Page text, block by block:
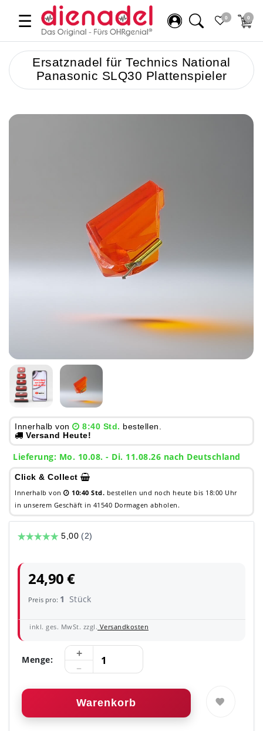
☰ 0 0
Ersatznadel für Technics National
Panasonic SLQ30 Plattenspieler
Innerhalb von 8:40 Std. bestellen.
Versand Heute!
Lieferung: Mo. 10.08. - Di. 11.08.26 nach Deutschland
Click & Collect
Innerhalb von 10:40 Std. bestellen und noch heute bis 18:00 Uhr
in unserem Geschäft in 41540 Dormagen abholen.
24,90 €
Preis pro: 1 Stück
inkl. ges. MwSt. zzgl. Versandkosten
Menge:
Warenkorb